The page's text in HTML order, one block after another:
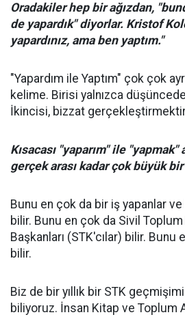
Oradakiler hep bir ağızdan,
de yapardık" diyorlar. Kristof
yapardınız, ama ben yaptım."
"Yapardım ile Yaptım" çok çok
kelime. Birisi yalnızca
İkincisi, bizzat
Kısacası "yaparım" ile "yapmak"
gerçek arası kadar çok büyük
Bunu en çok da bir iş yapanlar
bilir. Bunu en çok da Sivil Toplum
Başkanları (STK'cılar) bilir.
bilir.
Biz de bir yıllık bir STK
biliyoruz. İnsan Kitap ve Toplum